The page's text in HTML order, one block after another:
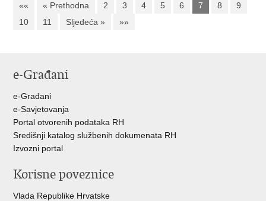
«« « Prethodna 2 3 4 5 6 7 8
9
10
11 Sljedeća » »»
e-Građani
e-Građani
e-Savjetovanja
Portal otvorenih podataka RH
Središnji katalog službenih dokumenata RH
Izvozni portal
Korisne poveznice
Vlada Republike Hrvatske